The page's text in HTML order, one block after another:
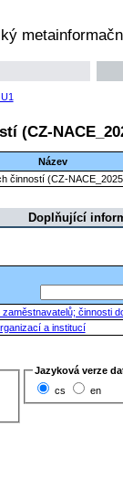
(CZ-
Název
činností (CZ-
Doplňující
činnosti
a institucí
Jazyková verze
cs
en